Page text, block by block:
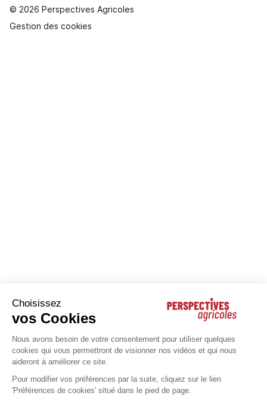
© 2026 Perspectives Agricoles
Gestion des cookies